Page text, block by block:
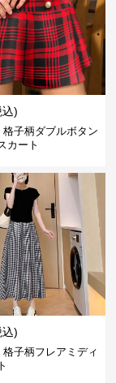
)
子柄ダブルボタン
カート
)
子柄フレアミディ